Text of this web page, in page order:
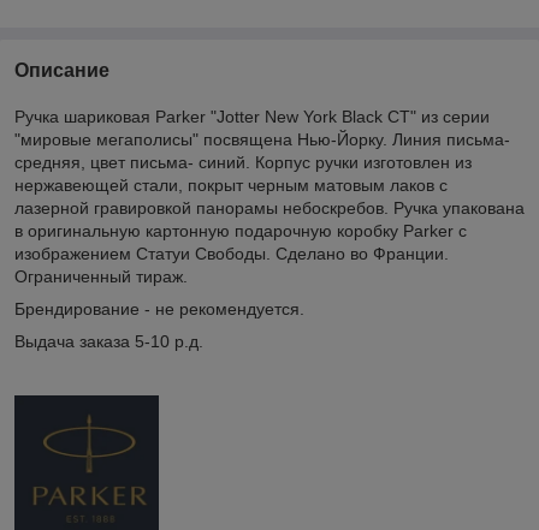
Описание
Ручка шариковая Parker "Jotter New York Black CT" из серии
"мировые мегаполисы" посвящена Нью-Йорку. Линия письма-
средняя, цвет письма- синий. Корпус ручки изготовлен из
нержавеющей стали, покрыт черным матовым лаков с
лазерной гравировкой панорамы небоскребов. Ручка упакована
в оригинальную картонную подарочную коробку Parker с
изображением Статуи Свободы. Сделано во Франции.
Ограниченный тираж.
Брендирование - не рекомендуется.
Выдача заказа 5-10 р.д.